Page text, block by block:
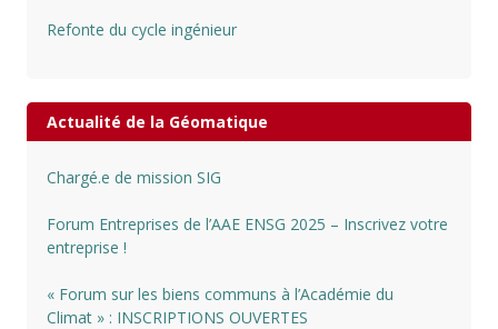
Refonte du cycle ingénieur
Actualité de la Géomatique
Chargé.e de mission SIG
Forum Entreprises de l’AAE ENSG 2025 – Inscrivez votre
entreprise !
« Forum sur les biens communs à l’Académie du
Climat » : INSCRIPTIONS OUVERTES